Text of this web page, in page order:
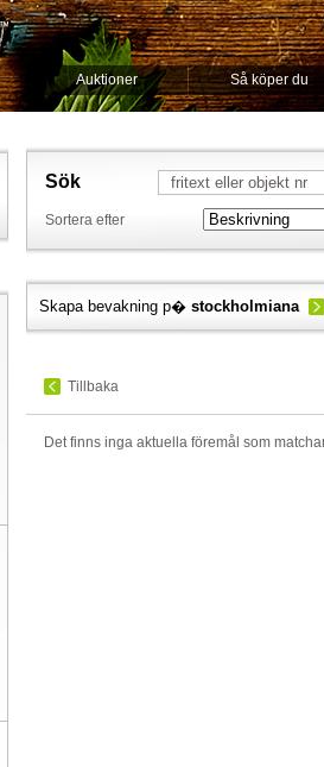
Auktioner Så köper du
Sök
Sortera efter
Skapa bevakning p� stockholmiana
Tillbaka
Det finns inga aktuella föremål som